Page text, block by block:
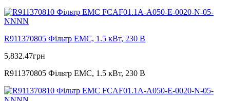
R911370805 Фільтр ЕМС, 1.5 кВт, 230 В
5,832.47грн
R911370805 Фільтр ЕМС, 1.5 кВт, 230 В